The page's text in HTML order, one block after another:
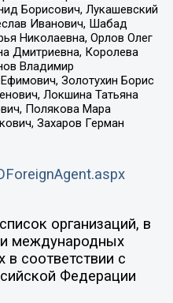
Борисович, Лукашевский
Иванович, Шабад
Николаевна, Орлов Олег
Дмитриевна, Королева
Владимир
Золотухин Борис
Локшина Татьяна
Полякова Мара
Захаров Герман
организаций, в
международных
в соответствии с
Федерации